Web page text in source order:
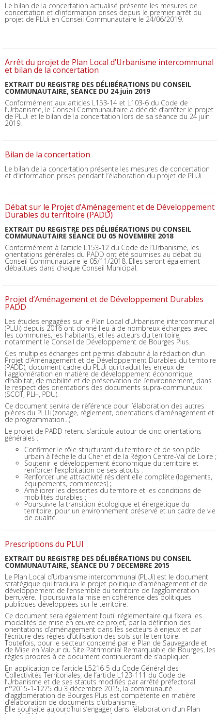
Le bilan de la concertation actualisé présente les mesures de
concertation et d’information prises depuis le premier arrêt du
projet de PLUi en Conseil Communautaire le 24/06/2019.
Arrêt du projet de Plan Local d’Urbanisme intercommunal
et bilan de la concertation
EXTRAIT DU REGISTRE DES DÉLIBÉRATIONS DU CONSEIL
COMMUNAUTAIRE, SÉANCE DU 24 juin 2019
Conformément aux articles L153-14 et L103-6 du Code de
l’Urbanisme, le Conseil Communautaire a décidé d’arrêter le projet
de PLUi et le bilan de la concertation lors de sa séance du 24 juin
2019.
Bilan de la concertation
Le bilan de la concertation présente les mesures de concertation
et d’information prises pendant l’élaboration du projet de PLUi.
Débat sur le Projet d’Aménagement et de Développement
Durables du territoire (PADD)
EXTRAIT DU REGISTRE DES DÉLIBÉRATIONS DU CONSEIL
COMMUNAUTAIRE SÉANCE DU 05 NOVEMBRE 2018
Conformément à l’article L153-12 du Code de l’Urbanisme, les
orientations générales du PADD ont été soumises au débat du
Conseil Communautaire le 05/11/2018. Elles seront également
débattues dans chaque Conseil Municipal.
Projet d’Aménagement et de Développement Durables
PADD
Les études engagées sur le Plan Local d’Urbanisme intercommunal
(PLUi) depuis 2016 ont donné lieu à de nombreux échanges avec
les communes, les habitants, et les acteurs du territoire,
notamment le Conseil de Développement de Bourges Plus.
Ces multiples échanges ont permis d’aboutir à la rédaction d’un
Projet d’Aménagement et de Développement Durables du territoire
(PADD), document cadre du PLUi qui traduit les enjeux de
l'agglomération en matière de développement économique,
d’habitat, de mobilité et de préservation de l’environnement, dans
le respect des orientations des documents supra-communaux
(SCOT, PLH, PDU).
Ce document servira de référence pour l’élaboration des autres
pièces du PLUi (zonage, règlement, orientations d’aménagement et
de programmation...)
Le projet de PADD retenu s’articule autour de cinq orientations
générales :
Confirmer le rôle structurant du territoire et de son pôle
urbain à l’échelle du Cher et de la Région Centre-Val de Loire ;
Soutenir le développement économique du territoire et
renforcer l’exploitation de ses atouts ;
Renforcer une attractivité résidentielle complète (logements,
équipements, commerces) ;
Améliorer les dessertes du territoire et les conditions de
mobilités durables ;
Poursuivre la transition écologique et énergétique du
territoire, pour un environnement préservé et un cadre de vie
de qualité.
Prescriptions du PLUI
EXTRAIT DU REGISTRE DES DÉLIBÉRATIONS DU CONSEIL
COMMUNAUTAIRE, SÉANCE DU 7 DECEMBRE 2015
Le Plan Local d’Urbanisme intercommunal (PLUi) est le document
stratégique qui traduira le projet politique d’aménagement et de
développement de l’ensemble du territoire de l’agglomération
berruyère. Il poursuivra la mise en cohérence des politiques
publiques développées sur le territoire.
Ce document sera également l’outil réglementaire qui fixera les
modalités de mise en œuvre ce projet, par la définition des
orientations d’aménagement dans les secteurs à enjeux et par
l’écriture des règles d’utilisation des sols sur le territoire.
Toutefois, pour le secteur concerné par le Plan de Sauvegarde et
de Mise en Valeur du Site Patrimonial Remarquable de Bourges, les
règles propres à ce document continueront de s’appliquer.
En application de l’article L5216-5 du Code Général des
Collectivités Territoriales, de l’article L123-111 du Code de
l’Urbanisme et de ses statuts modifiés par arrêté préfectoral
n°2015-1-1275 du 3 décembre 2015, la communauté
d’agglomération de Bourges Plus est compétente en matière
d’élaboration de documents d’urbanisme.
Elle souhaite aujourd’hui s’engager dans l’élaboration d’un Plan